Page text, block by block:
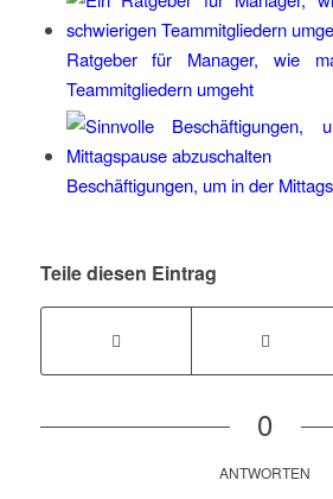
Ratgeber für Manager, wie
Teammitgliedern umgeht
Beschäftigungen, um in der
Teile diesen Eintrag
0
ANTWORTEN